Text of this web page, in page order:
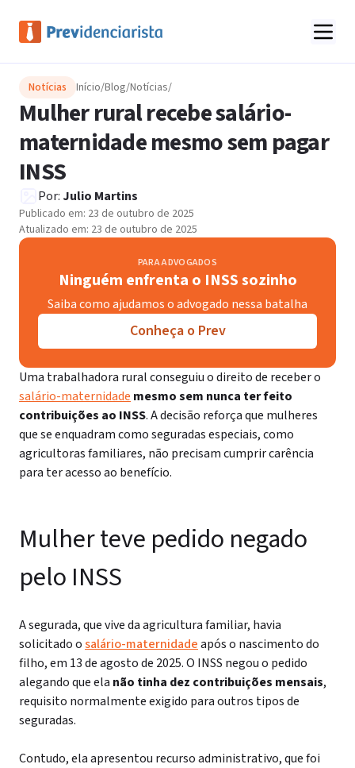
Notícias Início/Blog/Notícias/
Mulher rural recebe salário-
maternidade mesmo sem pagar
INSS
Por: Julio Martins
Publicado em: 23 de outubro de 2025
Atualizado em: 23 de outubro de 2025
PARA ADVOGADOS
Ninguém enfrenta o INSS sozinho
Saiba como ajudamos o advogado nessa batalha
Conheça o Prev
Uma trabalhadora rural conseguiu o direito de receber o
salário-maternidade mesmo sem nunca ter feito
contribuições ao INSS. A decisão reforça que mulheres
que se enquadram como seguradas especiais, como
agricultoras familiares, não precisam cumprir carência
para ter acesso ao benefício.
Mulher teve pedido negado
pelo INSS
A segurada, que vive da agricultura familiar, havia
solicitado osalário-maternidadeapós o nascimento do
filho, em 13 de agosto de 2025. O INSS negou o pedido
alegando que ela não tinha dez contribuições mensais,
requisito normalmente exigido para outros tipos de
seguradas.
Contudo, ela apresentou recurso administrativo, que foi